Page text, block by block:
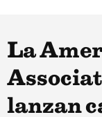
La
lanzan